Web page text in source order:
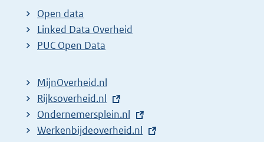
t
e
r
l
i
n
k
Open data
Linked Data Overheid
PUC Open Data
MijnOverheid.nl
E
x
t
Rijksoverheid.nl
E
x
Ondernemersplein.nl
E
Werkenbijdeoverheid.nl